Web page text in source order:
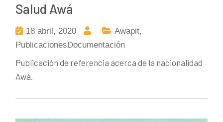
Salud Awá
18 abril, 2020 Awapit,
PublicacionesDocumentación
Publicación de referencia acerca de la nacionalidad
Awá.